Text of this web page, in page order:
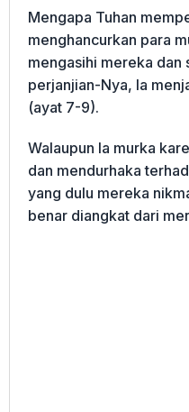
Mengapa Tuhan
menghancurkan para
mengasihi mereka dan
perjanjian-Nya, Ia
(ayat 7-9).
Walaupun Ia murka
dan mendurhaka
yang dulu mereka
benar diangkat dari